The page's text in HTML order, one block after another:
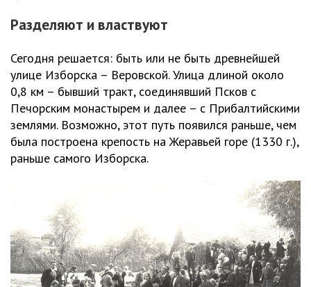
Разделяют и властвуют
Сегодня решается: быть или не быть древнейшей
улице Изборска – Веровской. Улица длиной около
0,8 км – бывший тракт, соединявший Псков с
Печорским монастырем и далее – с Прибалтийскими
землями. Возможно, этот путь появился раньше, чем
была построена крепость на Жеравьей горе (1330 г.),
раньше самого Изборска.